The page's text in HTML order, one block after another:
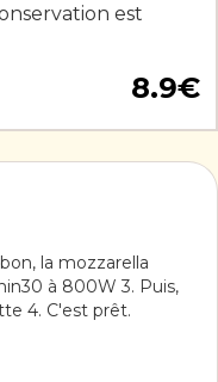
est
8.9€
la mozzarella
à 800W 3. Puis,
4. C'est prêt.